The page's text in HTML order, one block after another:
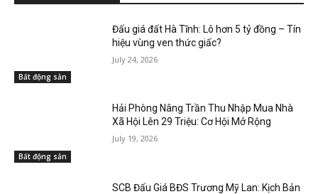
Bất động sản
Đấu giá đất Hà Tĩnh: Lô hơn 5 tỷ đồng – Tín
hiệu vùng ven thức giấc?
July 24, 2026
Bất động sản
Hải Phòng Nâng Trần Thu Nhập Mua Nhà
Xã Hội Lên 29 Triệu: Cơ Hội Mở Rộng
July 19, 2026
SCB Đấu Giá BĐS Trương Mỹ Lan: Kịch Bản